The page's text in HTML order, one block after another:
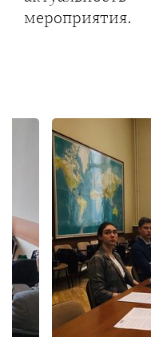
мероприятия.